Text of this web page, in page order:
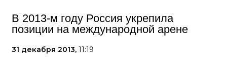
В 2013-м году Россия укрепила
позиции на международной арене
31 декабря 2013, 11:19